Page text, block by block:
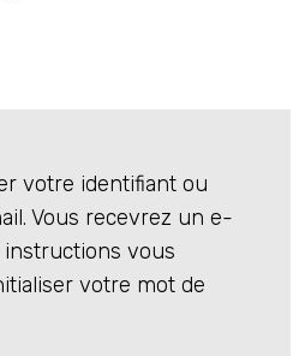
votre identifiant ou
Vous recevrez un e-
vous
votre mot de